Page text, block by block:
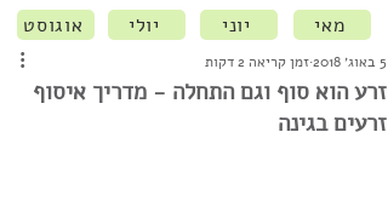
אוגוסט
יולי יוני
מאי
זרע הוא סוף וגם התחלה - מדריך איסוף
זרעים בגינה
5 באוג׳ 2018 זמן קריאה 2 דקות